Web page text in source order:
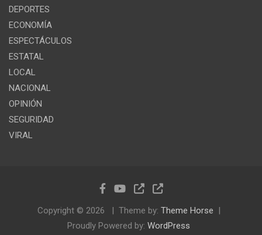
DEPORTES
ECONOMÍA
ESPECTÁCULOS
ESTATAL
LOCAL
NACIONAL
OPINIÓN
SEGURIDAD
VIRAL
Copyright © 2026 Theme by: Theme Horse
Proudly Powered by: WordPress